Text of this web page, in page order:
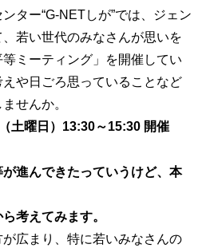
ター“G-NETしが”では、ジェン
若い世代のみなさんが思いを
ミーティング」を開催してい
や日ごろ思っていることなど
せんか。
土曜日） 13:30～15:30 開催
進んできたっていうけど、本
考えてみます。
広まり、特に若いみなさんの